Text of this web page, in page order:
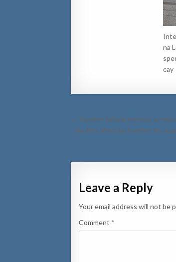
na
cay
Post
navigation
← Homber tabata menasa su
Na Alto Vista un homber tin su
Leave a Reply
Your email address will not be
Comment *